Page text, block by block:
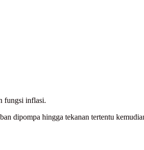
fungsi inflasi.
dipompa hingga tekanan tertentu